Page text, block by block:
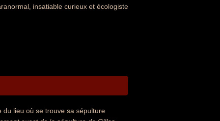
insatiable curieux et écologiste
lieu où se trouve sa sépulture